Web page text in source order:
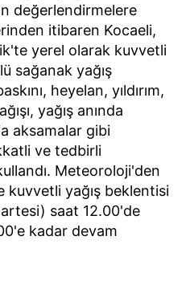
değerlendirmelere
itibaren Kocaeli,
yerel olarak kuvvetli
sağanak yağış
heyelan, yıldırım,
yağış anında
aksamalar gibi
ve tedbirli
Meteoroloji'den
kuvvetli yağış beklentisi
saat 12.00'de
kadar devam